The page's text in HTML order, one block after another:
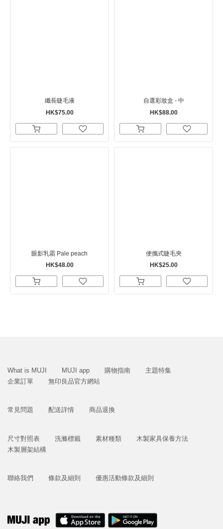
纖長睫毛液
HK$75.00
自選彩妝盒 - 中
HK$88.00
眼影乳霜 Pale peach
HK$48.00
便攜式睫毛夾
HK$25.00
What is MUJI MUJI app 購物指南
主題特集
企業訂單
無印良品官方網站
常見問題 配送詳情 商品退換
尺寸對照表 洗滌標籤 素材種類
木製家具保養方法
木製層架結構
聯絡我們 條款及細則 優惠活動條款及細則